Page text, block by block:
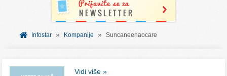
BESPLATNI VAUČERI
SVET INFORMACIJA
Infostar » Kompanije » Suncaneenaocare
Vidi više »